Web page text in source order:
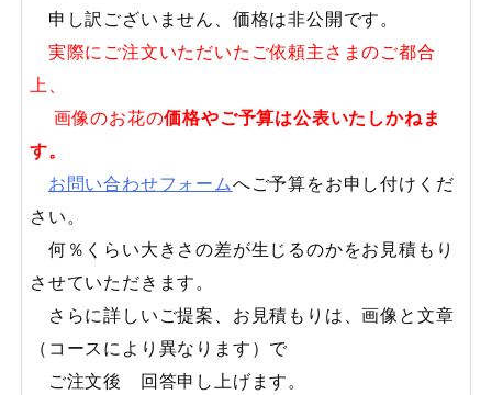
申し訳ございません、価格は非公開です。
実際にご注文いただいたご依頼主さまのご都合
上、
画像のお花の価格やご予算は公表いたしかねま
す。
お問い合わせフォームへご予算をお申し付けくだ
さい。
何％くらい大きさの差が生じるのかをお見積もり
させていただきます。
さらに詳しいご提案、お見積もりは、画像と文章
（コースにより異なります）で
ご注文後 回答申し上げます。